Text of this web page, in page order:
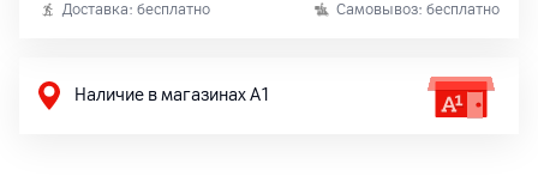
Доставка: бесплатно Самовывоз: бесплатно
Наличие в магазинах А1